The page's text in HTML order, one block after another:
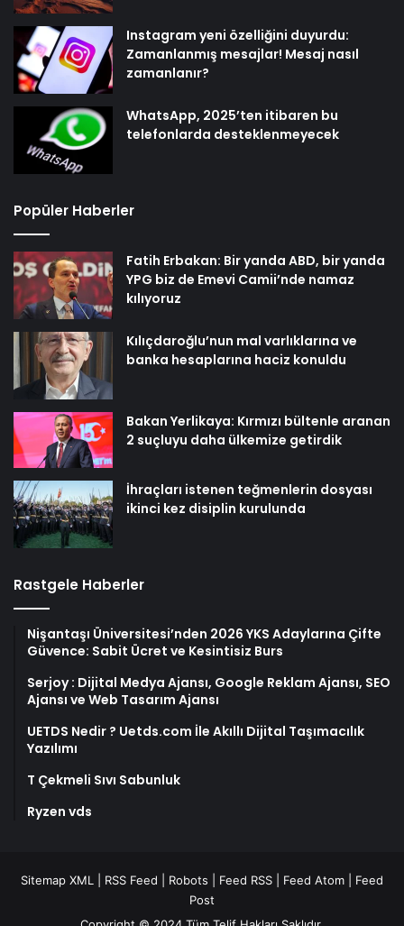
Instagram yeni özelliğini duyurdu:
Zamanlanmış mesajlar! Mesaj nasıl
zamanlanır?
WhatsApp, 2025’ten itibaren bu
telefonlarda desteklenmeyecek
Popüler Haberler
Fatih Erbakan: Bir yanda ABD, bir yanda
YPG biz de Emevi Camii’nde namaz
kılıyoruz
Kılıçdaroğlu’nun mal varlıklarına ve
banka hesaplarına haciz konuldu
Bakan Yerlikaya: Kırmızı bültenle aranan
2 suçluyu daha ülkemize getirdik
İhraçları istenen teğmenlerin dosyası
ikinci kez disiplin kurulunda
Rastgele Haberler
Nişantaşı Üniversitesi’nden 2026 YKS Adaylarına Çifte
Güvence: Sabit Ücret ve Kesintisiz Burs
Serjoy : Dijital Medya Ajansı, Google Reklam Ajansı, SEO
Ajansı ve Web Tasarım Ajansı
UETDS Nedir ? Uetds.com İle Akıllı Dijital Taşımacılık
Yazılımı
T Çekmeli Sıvı Sabunluk
Ryzen vds
Sitemap XML RSS Feed Robots Feed RSS Feed Atom
Feed
Post